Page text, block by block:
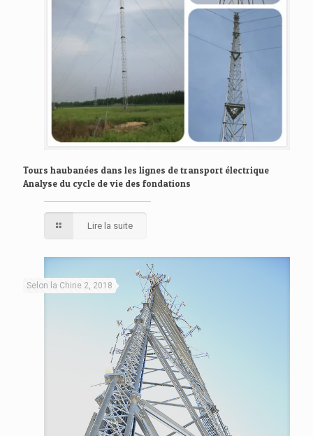
Tours haubanées dans les lignes de transport électrique
Analyse du cycle de vie des fondations
Lire la suite
Selon la Chine 2, 2018